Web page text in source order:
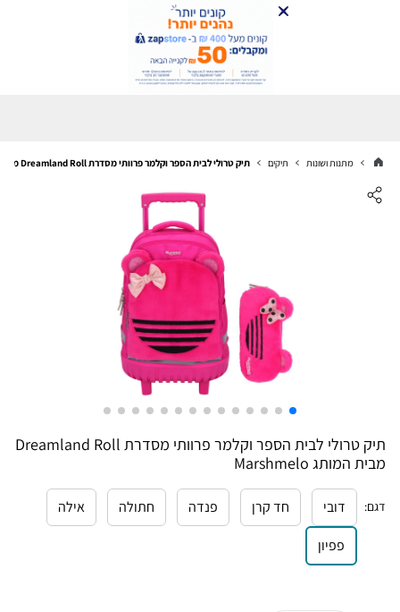
מתנות ושונות תיקים תיק טרולי לבית הספר וקלמר פרוותי מסדרת Dreamland Roll מבית המותג Marshmelo
תיק טרולי לבית הספר וקלמר פרוותי מסדרת Dreamland Roll
מבית המותג Marshmelo
דגם: דובי חד קרן פנדה חתולה אילה
פפיון